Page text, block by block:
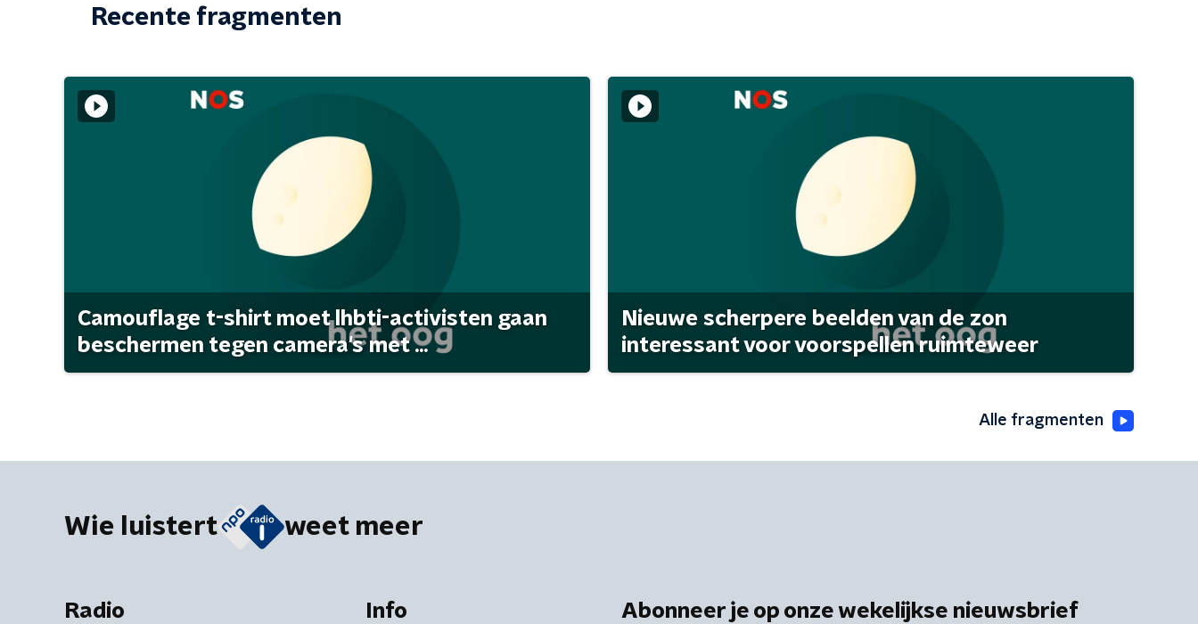
Recente fragmenten
Camouflage t-shirt moet lhbti-activisten gaan
beschermen tegen camera's met ...
Nieuwe scherpere beelden van de zon
interessant voor voorspellen ruimteweer
Alle fragmenten
Wie luistert weet meer
Radio Info Abonneer je op onze wekelijkse nieuwsbrief